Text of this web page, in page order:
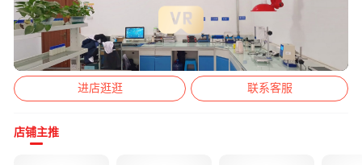
进店逛逛 联系客服
店铺主推